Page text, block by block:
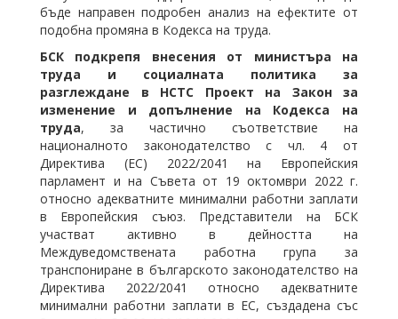
бъде направен подробен анализ на ефектите от
подобна промяна в Кодекса на труда.
БСК подкрепя внесения от министъра на
труда и социалната политика за
разглеждане в НСТС Проект на Закон за
изменение и допълнение на Кодекса на
труда, за частично съответствие на
националното законодателство с чл. 4 от
Директива (ЕС) 2022/2041 на Европейския
парламент и на Съвета от 19 октомври 2022 г.
относно адекватните минимални работни заплати
в Европейския съюз. Представители на БСК
участват активно в дейността на
Междуведомствената работна група за
транспониране в българското законодателство на
Директива 2022/2041 относно адекватните
минимални работни заплати в ЕС, създадена със